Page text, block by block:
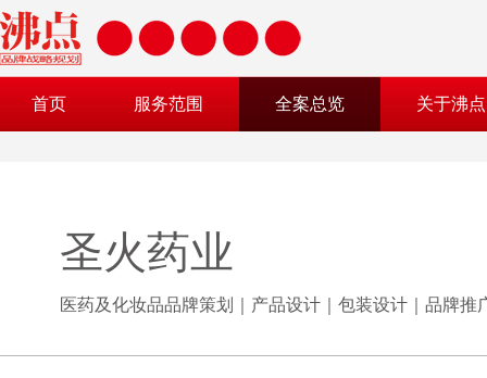
首页 服务范围 全案总览 关于沸点
圣火药业
医药及化妆品品牌策划｜产品设计｜包装设计｜品牌推